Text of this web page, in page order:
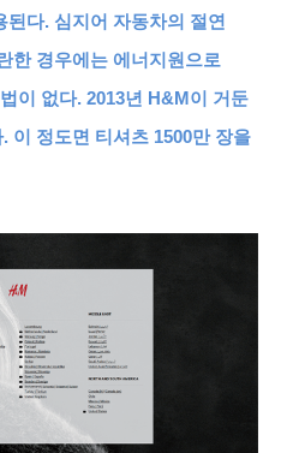
된다. 심지어 자동차의 절연
한 경우에는 에너지원으로
이 없다. 2013년 H&M 이 거둔
. 이 정도면 티셔츠 1500만 장을